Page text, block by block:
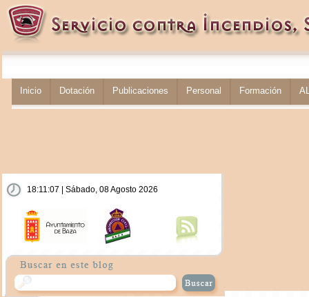
Inicio Dotación Publicaciones Personal Formación
18:11:07 | Sábado, 08 Agosto 2026